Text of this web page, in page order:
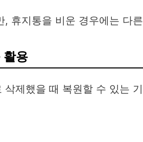
, 휴지통을 비운 경우에는 다
활용
삭제했을 때 복원할 수 있는